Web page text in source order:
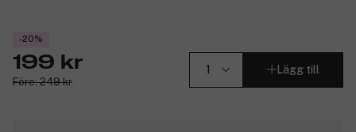
-20%
199 kr
Före: 249 kr
Lägg till